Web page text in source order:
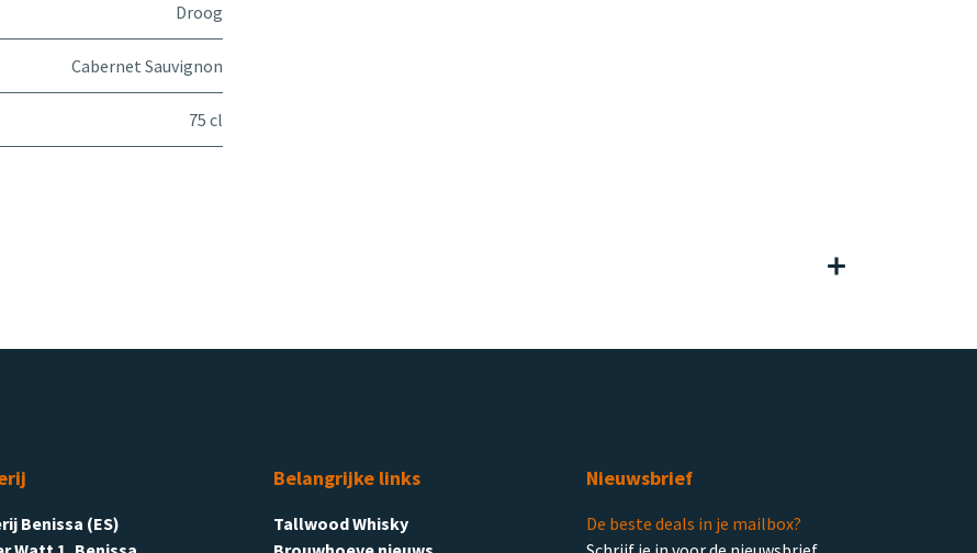
Droog
Cabernet Sauvignon
75 cl
Benissa (ES)
Belangrijke links
Tallwood Whisky
Nieuwsbrief
De beste deals in je mailbox?